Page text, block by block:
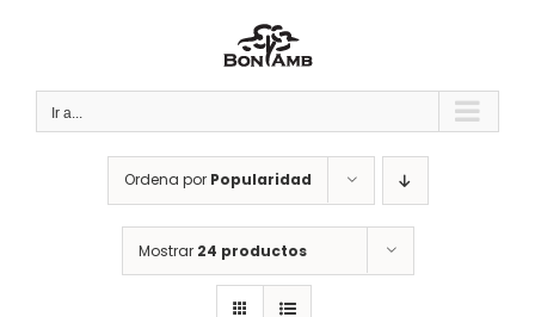
Ir a...
Ordena por Popularidad
Mostrar 24 productos